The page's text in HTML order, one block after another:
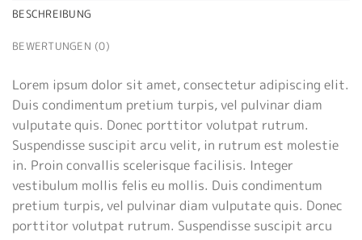
BESCHREIBUNG
BEWERTUNGEN (0)
Lorem ipsum dolor sit amet, consectetur adipiscing elit.
Duis condimentum pretium turpis, vel pulvinar diam
vulputate quis. Donec porttitor volutpat rutrum.
Suspendisse suscipit arcu velit, in rutrum est molestie
in. Proin convallis scelerisque facilisis. Integer
vestibulum mollis felis eu mollis. Duis condimentum
pretium turpis, vel pulvinar diam vulputate quis. Donec
porttitor volutpat rutrum. Suspendisse suscipit arcu